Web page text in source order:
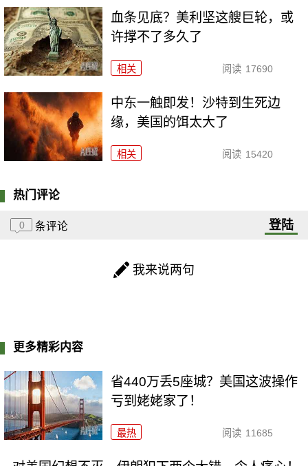
血条见底？美利坚这艘巨轮，或
许撑不了多久了
相关 阅读 17690
中东一触即发！沙特到生死边
缘，美国的饵太大了
相关 阅读 15420
热门评论
0 条评论 登陆
我来说两句
更多精彩内容
省440万丢5座城？美国这波操作
亏到姥姥家了！
最热 阅读 11685